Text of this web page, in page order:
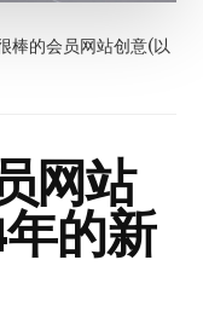
棒的会员网站创意(以
网站
的新